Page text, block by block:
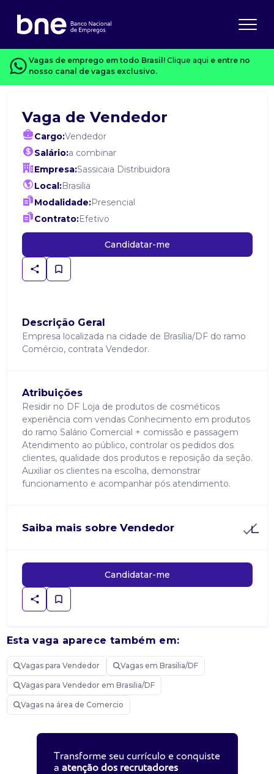
Vagas de emprego em todo Brasil! Clique aqui e entre no
nosso canal de vagas exclusivo.
Vaga de Vendedor
Cargo:Vendedor
Salário:a combinar
Empresa:Sassicaia Distribuidora
Local:Brasilia
Modalidade:Presencial
Contrato:Efetivo
Candidatar-me
Descrição Geral
Empresa localizada na cidade de Brasília/DF do ramo
Comércio, contrata Vendedor.
Atribuições
Residir no DF Loja de produtos de cosméticos
experiência com vendas Conhecimento em produtos
do ramo Salário Comercial + comissão e passagem
Atendimento ao público, controlar os pedidos dos
clientes, qualidade dos produtos e reposição da seção.
Auxiliar os clientes na escolha, demonstrar
funcionamento e acompanhar pós atendimento.
Saiba mais sobre Vendedor
Candidatar-me
Esta vaga aparece também em:
Vagas para Vendedor Vagas em Brasilia/DF
Vagas para Vendedor em Brasilia/DF
Vagas na área de Comercio
Transforme seu currículo e conquiste
a atenção dos recrutadores